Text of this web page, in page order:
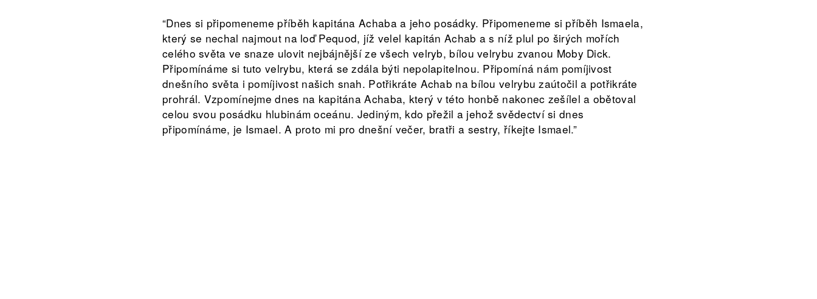
“Dnes si připomeneme příběh kapitána Achaba a jeho posádky. Připomeneme si příběh Ismaela,
který se nechal najmout na loď Pequod, jíž velel kapitán Achab a s níž plul po širých mořích
celého světa ve snaze ulovit nejbájnější ze všech velryb, bílou velrybu zvanou Moby Dick.
Připomínáme si tuto velrybu, která se zdála býti nepolapitelnou. Připomíná nám pomíjivost
dnešního světa i pomíjivost našich snah. Potřikráte Achab na bílou velrybu zaútočil a potřikráte
prohrál. Vzpomínejme dnes na kapitána Achaba, který v této honbě nakonec zešílel a obětoval
celou svou posádku hlubinám oceánu. Jediným, kdo přežil a jehož svědectví si dnes
připomínáme, je Ismael. A proto mi pro dnešní večer, bratři a sestry, říkejte Ismael.”